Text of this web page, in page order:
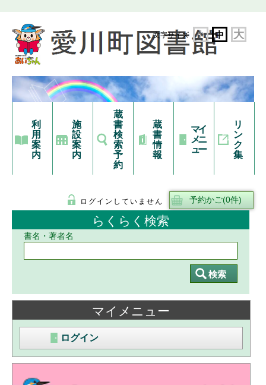
文字サイズ 小 中 大
利
用
案
内
施
設
案
内
蔵
書
検
索
予
約
蔵
書
情
報
マイ
メニ
ュー
リ
ン
ク
集
ログインしていません
らくらく検索
書名・著者名
マイメニュー
ログイン